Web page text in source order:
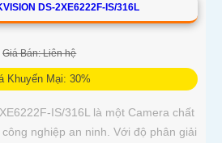
DS-2XE6222F-IS/316L
Giá Bán: Liên hệ
Khuyến Mại: 30%
IS/316L là một Camera chất
nghiệp an ninh. Với độ phân giải